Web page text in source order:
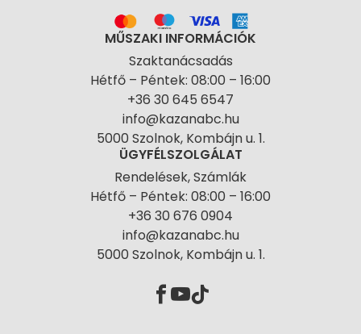
MŰSZAKI INFORMÁCIÓK
Szaktanácsadás
Hétfő – Péntek: 08:00 – 16:00
+36 30 645 6547
info@kazanabc.hu
5000 Szolnok, Kombájn u. 1.
ÜGYFÉLSZOLGÁLAT
Rendelések, Számlák
Hétfő – Péntek: 08:00 – 16:00
+36 30 676 0904
info@kazanabc.hu
5000 Szolnok, Kombájn u. 1.